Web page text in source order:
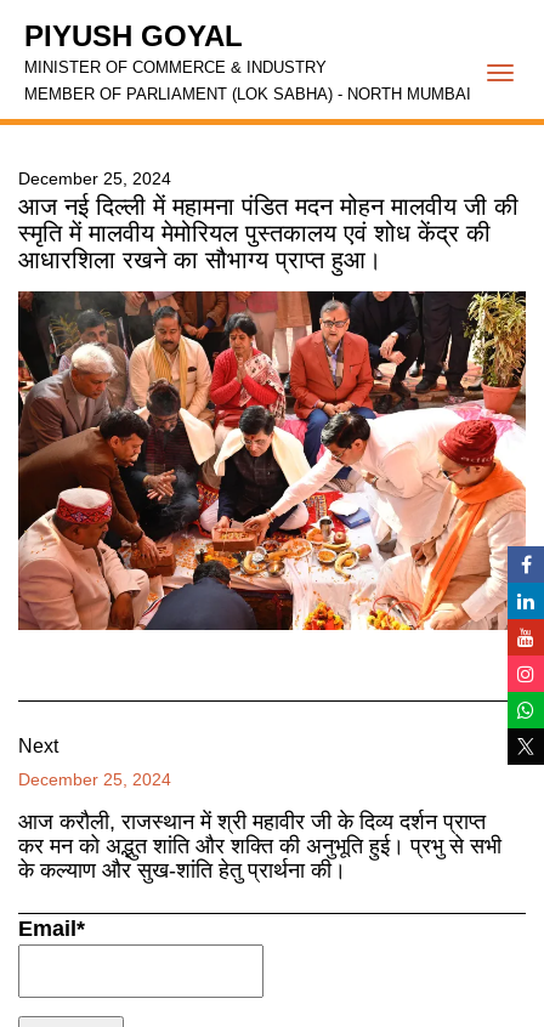
PIYUSH GOYAL
MINISTER OF COMMERCE & INDUSTRY
MEMBER OF PARLIAMENT (LOK SABHA) - NORTH MUMBAI
December 25, 2024
आज नई दिल्ली में महामना पंडित मदन मोहन मालवीय जी की
स्मृति में मालवीय मेमोरियल पुस्तकालय एवं शोध केंद्र की
आधारशिला रखने का सौभाग्य प्राप्त हुआ।
Next
December 25, 2024
आज करौली, राजस्थान में श्री महावीर जी के दिव्य दर्शन प्राप्त
कर मन को अद्भुत शांति और शक्ति की अनुभूति हुई। प्रभु से सभी
के कल्याण और सुख-शांति हेतु प्रार्थना की।
Email*